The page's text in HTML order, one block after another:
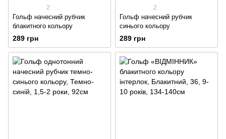
2
Гольф начесний рубчик
блакитного кольору
289 грн
2
Гольф начесний рубчик
синього кольору
289 грн